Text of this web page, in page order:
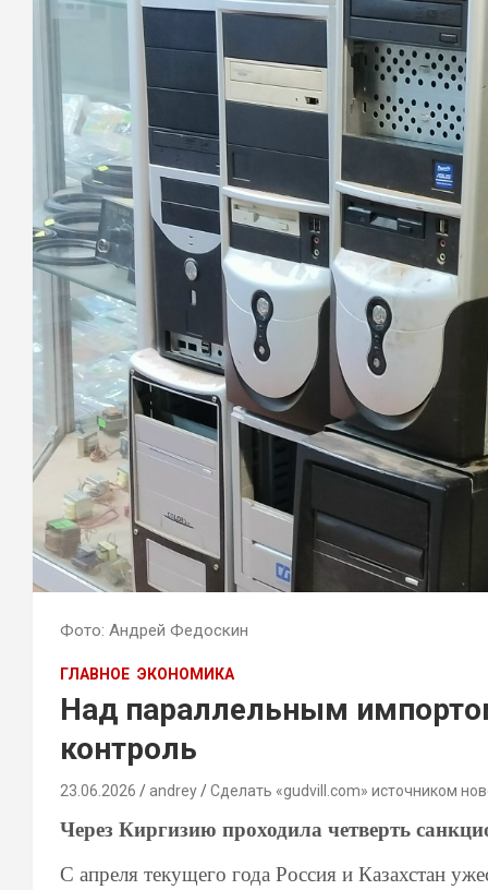
Фото: Андрей Федоскин
ГЛАВНОЕ ЭКОНОМИКА
Над параллельным
контроль
23.06.2026 andrey Сделать «gudvill.com» источником
Через Киргизию проходила четверть
С апреля текущего года Россия и Казахстан